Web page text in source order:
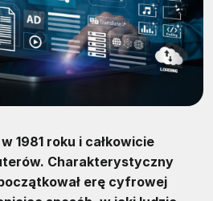
1981 roku i całkowicie
Charakterystyczny
erę cyfrowej